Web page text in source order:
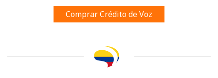
Mantente en contacto para recibir nuestras mejores
Comprar Crédito de Voz